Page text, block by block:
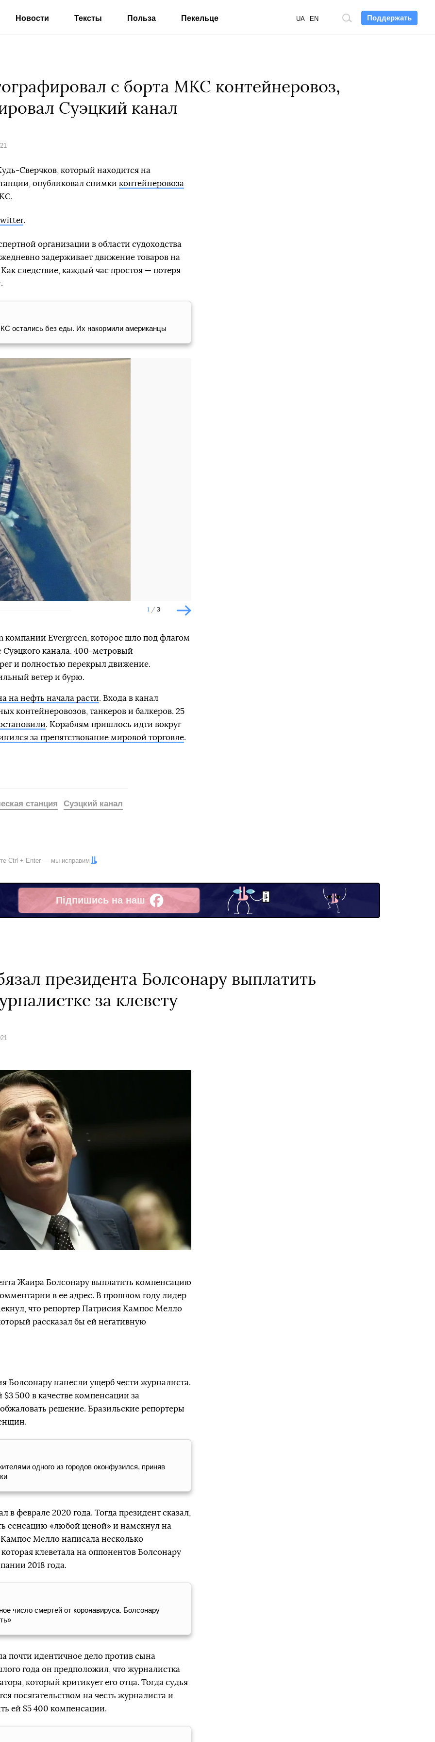
Поддержать
Поиск
UA EN
Новости Тексты Польза Пекельце
с борта МКС контейнеровоз,
Суэцкий канал
Сверчков, который находится на
опубликовал снимки контейнеровоза
.
организации в области судоходства
задерживает движение товаров на
следствие, каждый час простоя — потеря
остались без еды. Их накормили американцы
1 3
Наступний слайд
компании Evergreen, которое шло под флагом
канала. 400-метровый
и полностью перекрыл движение.
ветер и бурю.
на нефть начала расти. Входа в канал
контейнеровозов, танкеров и балкеров. 25
. Кораблям пришлось идти вокруг
за препятствование мировой торговле.
станция Суэцкий канал
Ctrl + Enter — мы исправим
Підпишись на наш
Facebook
президента Болсонару выплатить
за клевету
Жаира Болсонару выплатить компенсацию
в ее адрес. В прошлом году лидер
что репортер Патрисия Кампос Мелло
рассказал бы ей негативную
Болсонару нанесли ущерб чести журналиста.
500 в качестве компенсации за
решение. Бразильские репортеры
одного из городов оконфузился, приняв
в феврале 2020 года. Тогда президент сказал,
сенсацию «любой ценой» и намекнул на
Кампос Мелло написала несколько
клеветала на оппонентов Болсонару
2018 года.
число смертей от коронавируса. Болсонару
почти идентичное дело против сына
года он предположил, что журналистка
который критикует его отца. Тогда судья
посягательством на честь журналиста и
ей $5 400 компенсации.